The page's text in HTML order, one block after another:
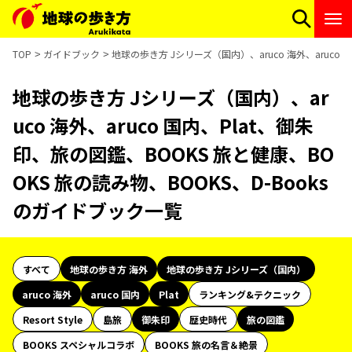
TOP ガイドブック 地球の歩き方 Jシリーズ（国内）、aruco 海外、aruco
地球の歩き方 Jシリーズ（国内）、ar
uco 海外、aruco 国内、Plat、御朱
印、旅の図鑑、BOOKS 旅と健康、BO
OKS 旅の読み物、BOOKS、D-Books
のガイドブック一覧
すべて 地球の歩き方 海外
地球の歩き方 Jシリーズ（国内）
aruco 海外
aruco 国内 Plat
ランキング&テクニック
Resort Style
島旅 御朱印 歴史時代
旅の図鑑
BOOKS スペシャルコラボ
BOOKS 旅の名言＆絶景